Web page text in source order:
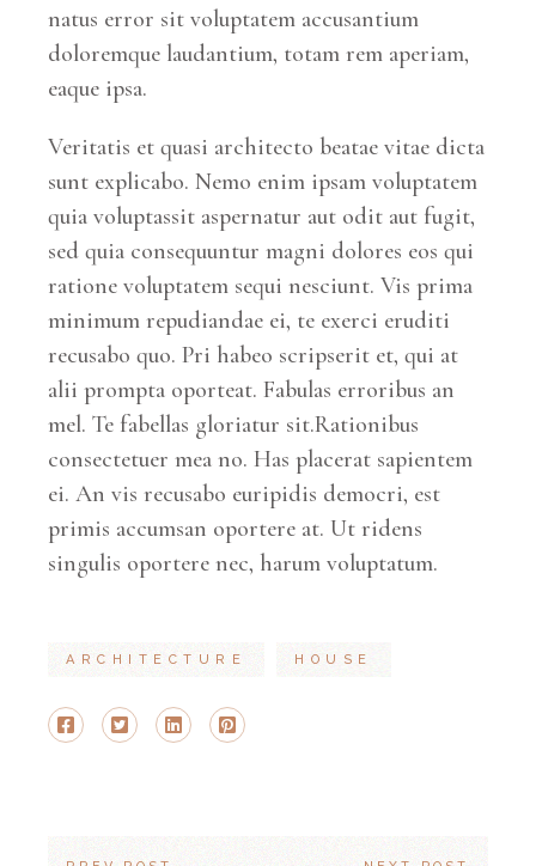
natus error sit voluptatem accusantium
doloremque laudantium, totam rem aperiam,
eaque ipsa.
Veritatis et quasi architecto beatae vitae dicta
sunt explicabo. Nemo enim ipsam voluptatem
quia voluptassit aspernatur aut odit aut fugit,
sed quia consequuntur magni dolores eos qui
ratione voluptatem sequi nesciunt. Vis prima
minimum repudiandae ei, te exerci eruditi
recusabo quo. Pri habeo scripserit et, qui at
alii prompta oporteat. Fabulas erroribus an
mel. Te fabellas gloriatur sit.Rationibus
consectetuer mea no. Has placerat sapientem
ei. An vis recusabo euripidis democri, est
primis accumsan oportere at. Ut ridens
singulis oportere nec, harum voluptatum.
ARCHITECTURE HOUSE